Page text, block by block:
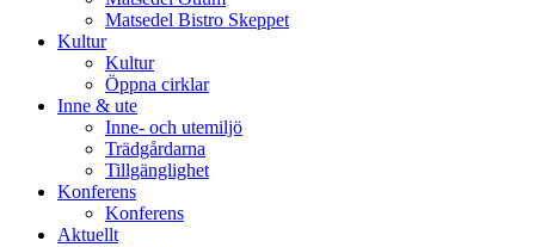
Matsedel Bistro Skeppet
Kultur
Kultur
Öppna cirklar
Inne & ute
Inne- och utemiljö
Trädgårdarna
Tillgänglighet
Konferens
Konferens
Aktuellt